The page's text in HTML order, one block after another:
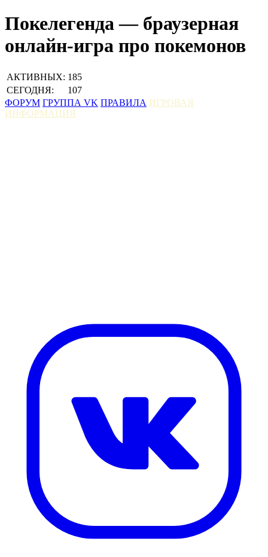
Покелегенда — браузерная
онлайн-игра про покемонов
АКТИВНЫХ: 185
СЕГОДНЯ:
107
ФОРУМ ГРУППА VK ПРАВИЛА ИГРОВАЯ
ИНФОРМАЦИЯ